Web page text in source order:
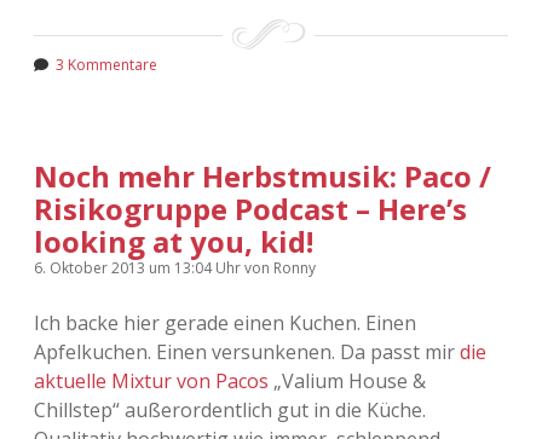
3 Kommentare
Noch mehr Herbstmusik: Paco /
Risikogruppe Podcast – Here’s
looking at you, kid!
6. Oktober 2013 um 13:04 Uhrvon Ronny
Ich backe hier gerade einen Kuchen. Einen
Apfelkuchen. Einen versunkenen. Da passt mirdie
aktuelle Mixtur von Pacos „Valium House &
Chillstep“ außerordentlich gut in die Küche.